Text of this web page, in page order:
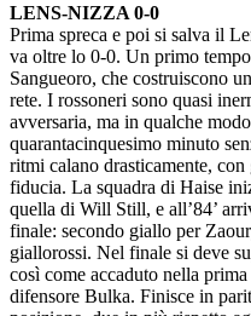
LENS-NIZZA 0-0
Prima spreca e poi si salva il
va oltre lo 0-0. Un primo
Sangueoro, che costruiscono
rete. I rossoneri sono quasi
avversaria, ma in qualche
quarantacinquesimo minuto
ritmi calano drasticamente,
fiducia. La squadra di Haise
quella di Will Still, e all’84’
finale: secondo giallo per
giallorossi. Nel finale si deve
così come accaduto nella
difensore Bulka. Finisce in